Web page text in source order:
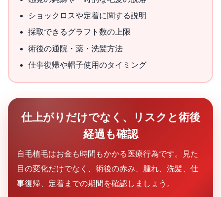
ショックロスや定着に関する説明
採取できるグラフト数の上限
術後の通院・薬・洗髪方法
仕事復帰や帽子使用のタイミング
仕上がりだけでなく、リスクと術後
経過も確認
自毛植毛はお金も時間もかかる医療行為です。見た
目の変化だけでなく、術後の赤み、腫れ、洗髪、仕
事復帰、定着までの期間を確認しましょう。